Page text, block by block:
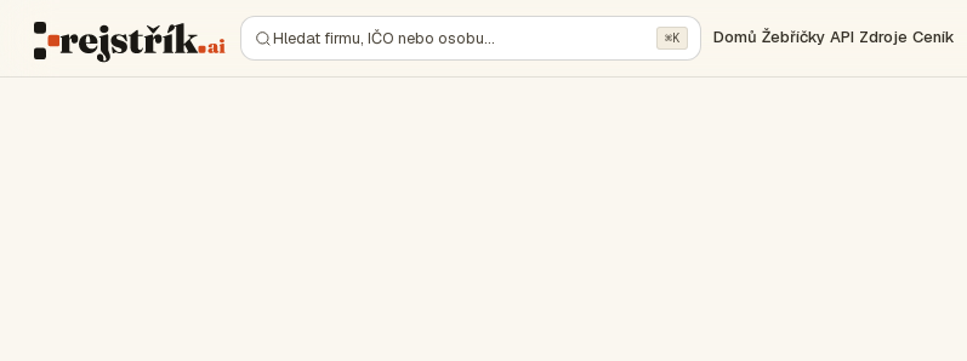
Hledat firmu, IČO nebo osobu… ⌘K Domů Žebříčky API Zdroje Ceník